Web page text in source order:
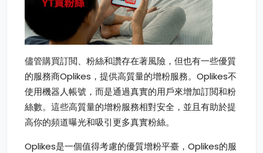
儘管購買訂閲、粉絲和讚存在著風險，但也有一些優質
的服務商Oplikes，提供高質量的增粉服務。Oplikes不
使用機器人帳號，而是通過真實的用戶來增加訂閲和粉
絲數。這些高質量的增粉服務相對安全，並且有助於提
高你的頻道曝光和吸引更多真實粉絲。
Oplikes是一個值得考慮的優質增粉平臺，Oplikes的服